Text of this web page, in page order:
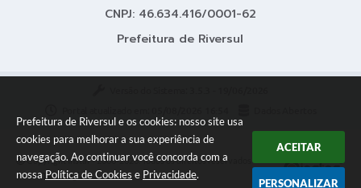
Prefeitura de Riversul e os cookies: nosso site usa
cookies para melhorar a sua experiência de
navegação. Ao continuar você concorda com a
nossa Política de Cookies e Privacidade.
ACEITAR
PERSONALIZAR
CNPJ: 46.634.416/0001-62
Prefeitura de Riversul
Copyright Instar - 2006-2026. Todos os direitos reservados -
Instar Tecnologia